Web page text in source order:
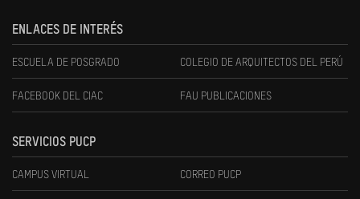
ENLACES DE INTERÉS
ESCUELA DE POSGRADO COLEGIO DE ARQUITECTOS DEL PERÚ
FACEBOOK DEL CIAC FAU PUBLICACIONES
SERVICIOS PUCP
CAMPUS VIRTUAL CORREO PUCP